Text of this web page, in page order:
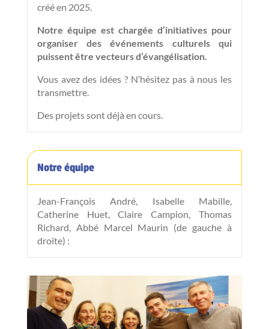
créé en 2025.
Notre équipe estchargée d’initiatives pour
organiser des événements culturels qui
puissent être vecteurs d’évangélisation.
Vous avez des idées ? N’hésitez pas à nous les
transmettre.
Des projets sont déjà en cours.
Notre équipe
Jean-François André, Isabelle Mabille,
Catherine Huet, Claire Campion, Thomas
Richard, Abbé Marcel Maurin (de gauche à
droite) :